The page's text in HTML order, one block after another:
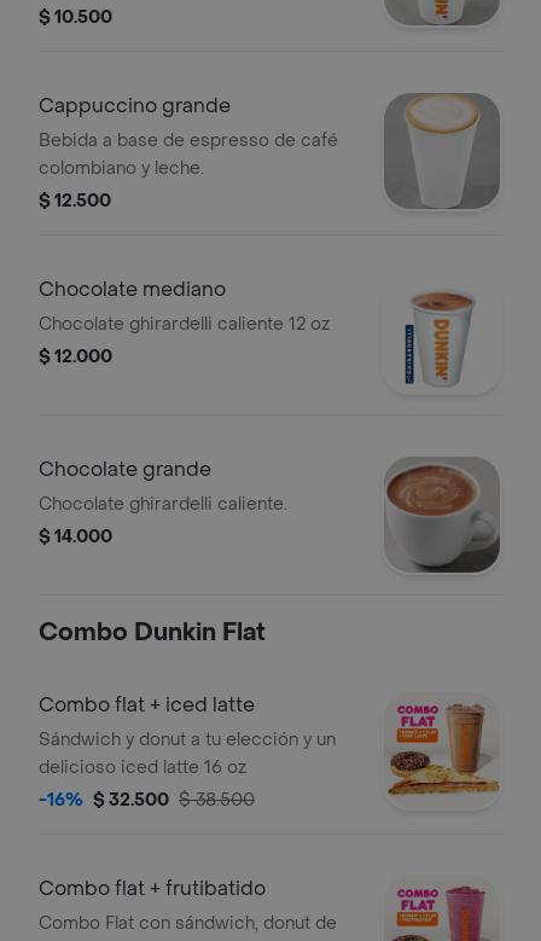
elección.
$ 10.500
Cappuccino grande
Bebida a base de espresso de café
colombiano y leche.
$ 12.500
Chocolate mediano
Chocolate ghirardelli caliente 12 oz
$ 12.000
Chocolate grande
Chocolate ghirardelli caliente.
$ 14.000
Combo Dunkin Flat
Combo flat + iced latte
Sándwich y donut a tu elección y un
delicioso iced latte 16 oz
-16% $ 32.500 $ 38.500
Combo flat + frutibatido
Combo Flat con sándwich, donut de